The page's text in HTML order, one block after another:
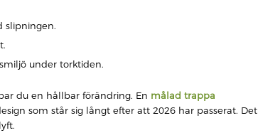
slipningen.
under torktiden.
du en hållbar förändring. En målad trappa
som står sig långt efter att 2026 har passerat. Det